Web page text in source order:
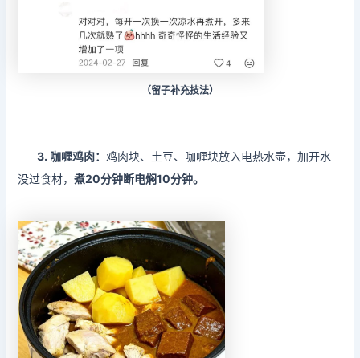
（留子补充技法）
3. 咖喱鸡肉：鸡肉块、土豆、咖喱块放入电热水壶，加开水
没过食材，煮20分钟断电焖10分钟。